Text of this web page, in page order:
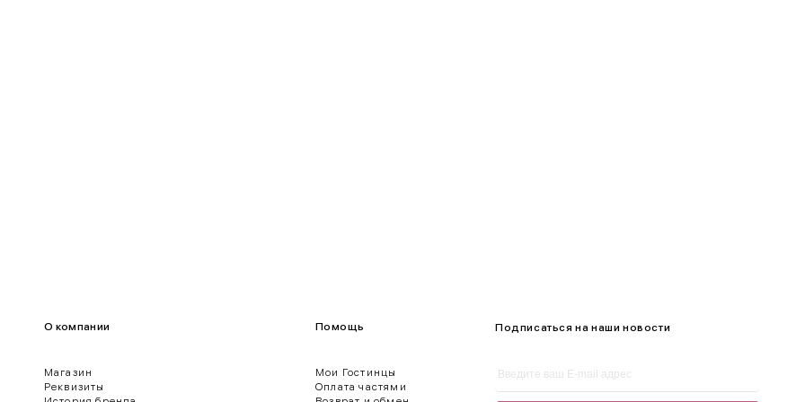
О компании
Магазин
Реквизиты
Помощь
Мои Гостинцы
Оплата частями
Подписаться на наши новости